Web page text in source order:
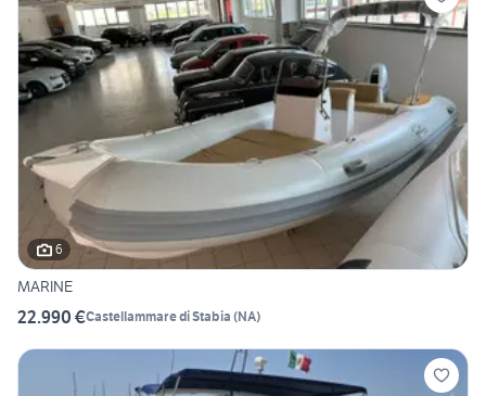
6
MARINE
22.990 €Castellammare di Stabia (NA)